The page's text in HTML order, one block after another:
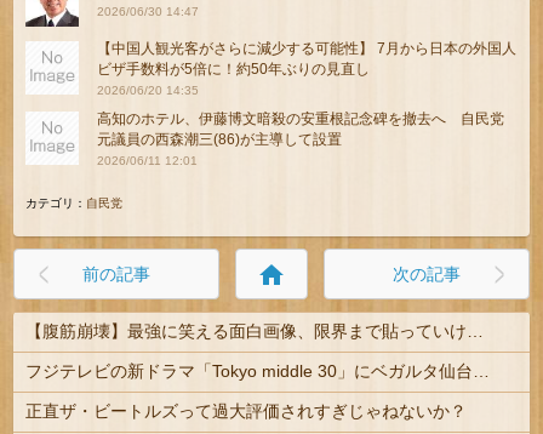
2026/06/30 14:47
【中国人観光客がさらに減少する可能性】 7月から日本の外国人
ビザ手数料が5倍に！約50年ぶりの見直し
2026/06/20 14:35
高知のホテル、伊藤博文暗殺の安重根記念碑を撤去へ 自民党
元議員の西森潮三(86)が主導して設置
2026/06/11 12:01
カテゴリ： 自民党
前の記事 home 次の記事
正直ザ・ビートルズって過大評価されすぎじゃねないか？